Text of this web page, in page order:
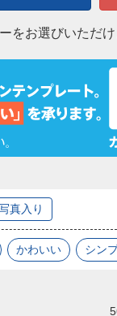
をお選びいただけ
真入り
かわいい シン